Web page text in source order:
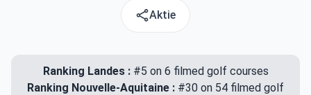
Aktie
Ranking Landes :#5 on 6 filmed golf courses
Ranking Nouvelle-Aquitaine : #30 on 54 filmed golf